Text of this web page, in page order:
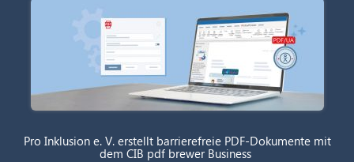
Pro Inklusion e. V. erstellt barrierefreie PDF-Dokumente mit
dem CIB pdf brewer Business